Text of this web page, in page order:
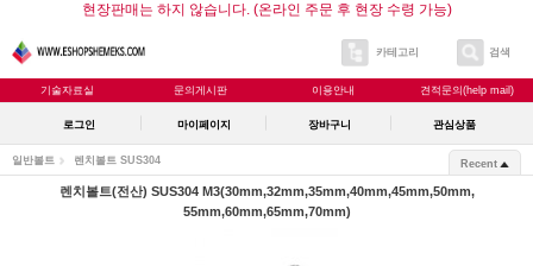
현장판매는 하지 않습니다. (온라인 주문 후 현장 수령 가능)
카테고리 검색
기술자료실 문의게시판 이용안내 견적문의(help mail)
로그인 마이페이지 장바구니 관심상품
일반볼트 렌치볼트 SUS304 Recent
렌치볼트(전산) SUS304 M3(30mm,32mm,35mm,40mm,45mm,50mm,
55mm,60mm,65mm,70mm)